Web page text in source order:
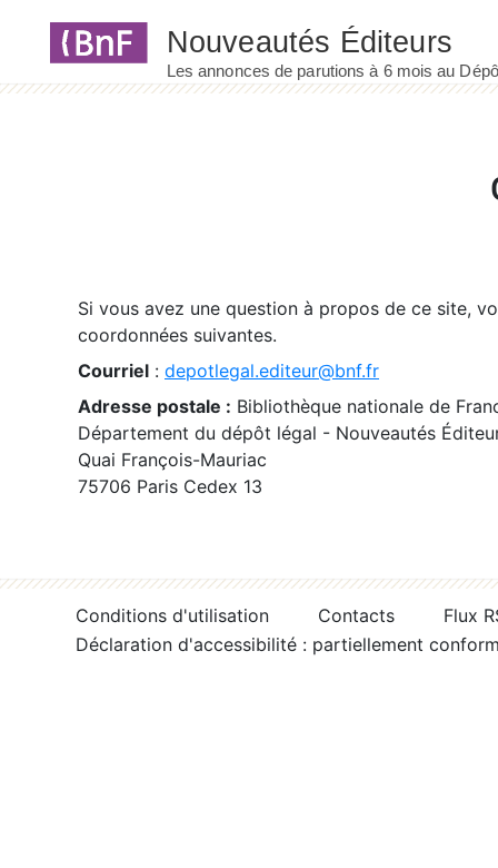
Si vous avez une question à propos de ce site,
coordonnées suivantes.
Courriel : depotlegal.editeur@bnf.fr
Adresse postale : Bibliothèque nationale de
Département du dépôt légal - Nouveautés
Quai François-Mauriac
75706 Paris Cedex 13
Conditions d'utilisation Contacts
Flux
Déclaration d'accessibilité : partiellement